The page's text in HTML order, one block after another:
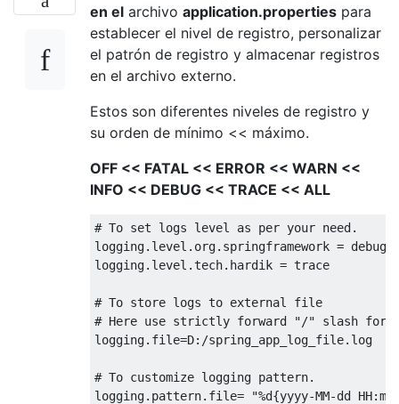
en el archivo application.properties para
establecer el nivel de registro, personalizar
el patrón de registro y almacenar registros
en el archivo externo.
Estos son diferentes niveles de registro y
su orden de mínimo << máximo.
OFF << FATAL << ERROR << WARN <<
INFO << DEBUG << TRACE << ALL
# To set logs level as per your need.
logging.level.org.springframework = debug
logging.level.tech.hardik = trace
# To store logs to external file
# Here use strictly forward "/" slash
logging.file=D:/spring_app_log_file.log
# To customize logging pattern.